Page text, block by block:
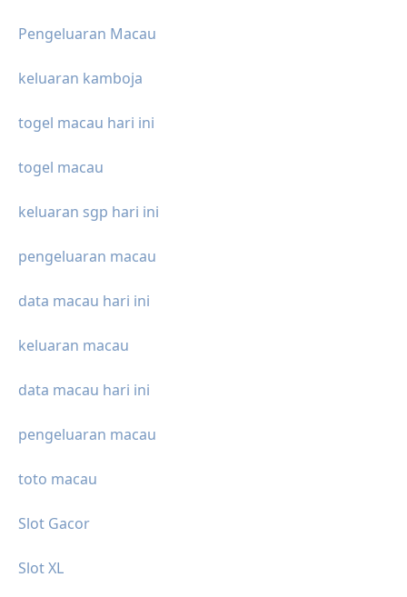
Pengeluaran Macau
keluaran kamboja
togel macau hari ini
togel macau
keluaran sgp hari ini
pengeluaran macau
data macau hari ini
keluaran macau
data macau hari ini
pengeluaran macau
toto macau
Slot Gacor
Slot XL